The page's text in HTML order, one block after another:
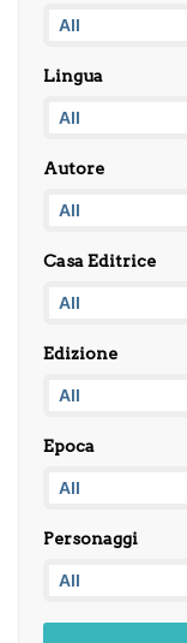
Lingua
Autore
Casa Editrice
Edizione
Epoca
Personaggi